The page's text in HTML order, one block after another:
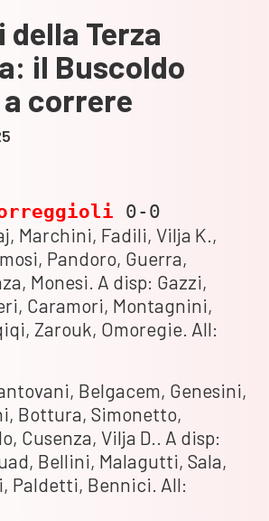
Terza
il Buscoldo
correre
0-0
Marchini, Fadili, Vilja K.,
Pandoro, Guerra,
Monesi. A disp: Gazzi,
Caramori, Montagnini,
Zarouk, Omoregie. All:
Belgacem, Genesini,
Bottura, Simonetto,
Cusenza, Vilja D.. A disp:
Bellini, Malagutti, Sala,
Paldetti, Bennici. All: